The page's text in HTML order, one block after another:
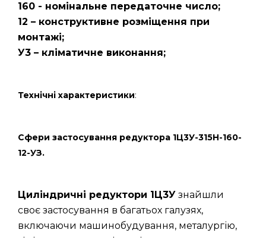
160 - номінальне передаточне число;
12 – конструктивне розміщення при
монтажі;
У3 – кліматичне виконання;
Технічні характеристики:
Сфери застосування редуктора 1Ц3У-315Н-160-
12-УЗ.
Циліндричні редуктори 1Ц3У знайшли
своє застосування в багатьох галузях,
включаючи машинобудування, металургію,